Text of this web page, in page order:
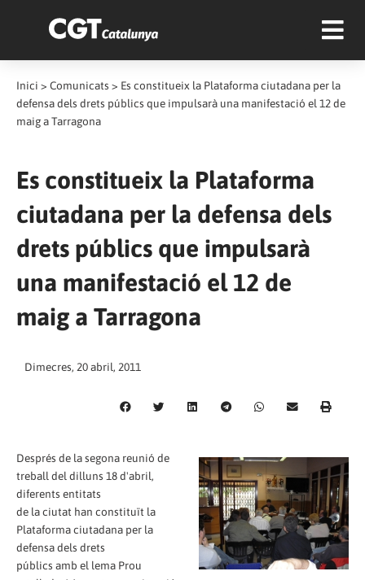
Inici > Comunicats > Es constitueix la Plataforma ciutadana per la
defensa dels drets públics que impulsarà una manifestació el 12 de
maig a Tarragona
Es constitueix la Plataforma
ciutadana per la defensa dels
drets públics que impulsarà
una manifestació el 12 de
maig a Tarragona
Dimecres, 20 abril, 2011
Després de la segona reunió de
treball del dilluns 18 d'abril,
diferents entitats
de la ciutat han constituït la
Plataforma ciutadana per la
defensa dels drets
públics amb el lema Prou